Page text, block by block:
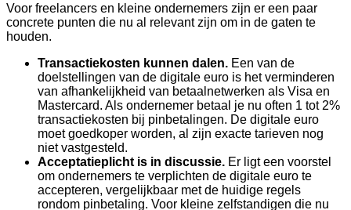
Voor freelancers en kleine ondernemers zijn er een paar
concrete punten die nu al relevant zijn om in de gaten te
houden.
Transactiekosten kunnen dalen. Een van de
doelstellingen van de digitale euro is het verminderen
van afhankelijkheid van betaalnetwerken als Visa en
Mastercard. Als ondernemer betaal je nu often 1 tot 2%
transactiekosten bij pinbetalingen. De digitale euro
moet goedkoper worden, al zijn exacte tarieven nog
niet vastgesteld.
Acceptatieplicht is in discussie. Er ligt een voorstel
om ondernemers te verplichten de digitale euro te
accepteren, vergelijkbaar met de huidige regels
rondom pinbetaling. Voor kleine zelfstandigen die nu